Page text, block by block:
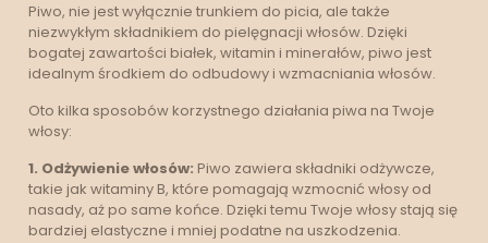
Piwo, nie jest wyłącznie trunkiem do picia, ale także
niezwykłym składnikiem do pielęgnacji włosów. Dzięki
bogatej zawartości białek, witamin i minerałów, piwo jest
idealnym środkiem do odbudowy i wzmacniania włosów.
Oto kilka sposobów korzystnego działania piwa na Twoje
włosy:
1. Odżywienie włosów: Piwo zawiera składniki odżywcze,
takie jak witaminy B, które pomagają wzmocnić włosy od
nasady, aż po same końce. Dzięki temu Twoje włosy stają się
bardziej elastyczne i mniej podatne na uszkodzenia.